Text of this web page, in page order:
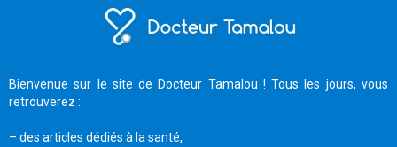
Bienvenue sur le site de Docteur Tamalou ! Tous les jours, vous
retrouverez :
– des articles dédiés à la santé,